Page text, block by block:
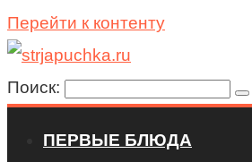
Перейти к контенту
Поиск:
ПЕРВЫЕ БЛЮДА